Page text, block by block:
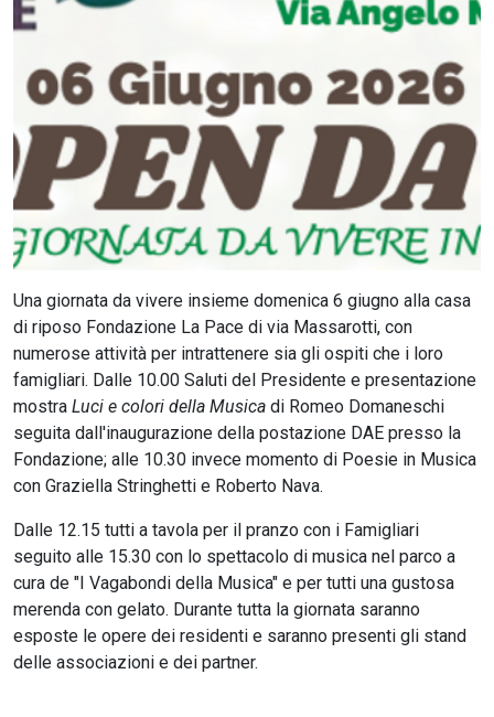
Una giornata da vivere insieme domenica 6 giugno alla casa
di riposo Fondazione La Pace di via Massarotti, con
numerose attività per intrattenere sia gli ospiti che i loro
famigliari. Dalle 10.00 Saluti del Presidente e presentazione
mostra Luci e colori della Musica di Romeo Domaneschi
seguita dall'inaugurazione della postazione DAE presso la
Fondazione; alle 10.30 invece momento di Poesie in Musica
con Graziella Stringhetti e Roberto Nava.
Dalle 12.15 tutti a tavola per il pranzo con i Famigliari
seguito alle 15.30 con lo spettacolo di musica nel parco a
cura de "I Vagabondi della Musica" e per tutti una gustosa
merenda con gelato. Durante tutta la giornata saranno
esposte le opere dei residenti e saranno presenti gli stand
delle associazioni e dei partner.